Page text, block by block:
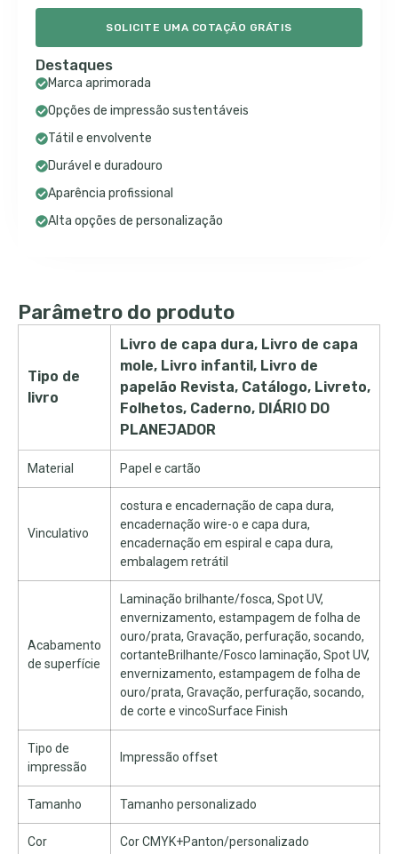
SOLICITE UMA COTAÇÃO GRÁTIS
Destaques
Marca aprimorada
Opções de impressão sustentáveis
Tátil e envolvente
Durável e duradouro
Aparência profissional
Alta opções de personalização
Parâmetro do produto
Tipo de
livro
Livro de capa dura, Livro de capa
mole, Livro infantil, Livro de
papelão Revista, Catálogo, Livreto,
Folhetos, Caderno, DIÁRIO DO
PLANEJADOR
Material Papel e cartão
Vinculativo
costura e encadernação de capa dura,
encadernação wire-o e capa dura,
encadernação em espiral e capa dura,
embalagem retrátil
Acabamento
de superfície
Laminação brilhante/fosca, Spot UV,
envernizamento, estampagem de folha de
ouro/prata, Gravação, perfuração, socando,
cortanteBrilhante/Fosco laminação, Spot UV,
envernizamento, estampagem de folha de
ouro/prata, Gravação, perfuração, socando,
de corte e vincoSurface Finish
Tipo de
impressão
Impressão offset
Tamanho Tamanho personalizado
Cor Cor CMYK+Panton/personalizado